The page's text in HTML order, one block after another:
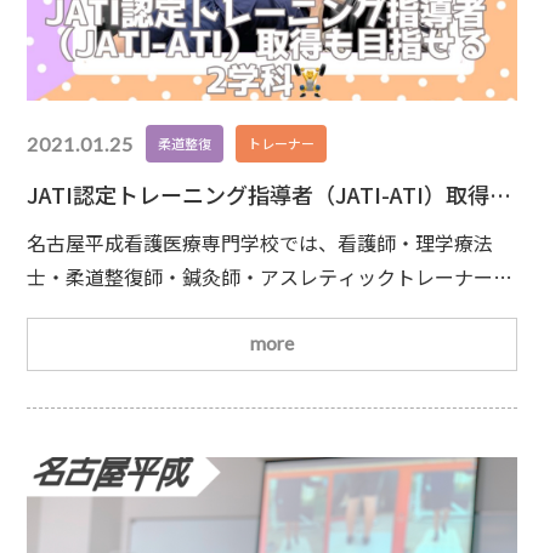
2021.01.25 柔道整復 トレーナー
JATI認定トレーニング指導者（JATI-ATI）取得も
目指せる2学科🏋️【柔道整復学科・アスレティッ
クトレーナー学科】
名古屋平成看護医療専門学校では、看護師・理学療法
士・柔道整復師・鍼灸師・アスレティックトレーナーな
ど、さまざまな資格取得を目指して学ぶことができま
す。さらに本校の柔道整復学科・アスレティックトレー
ナー学科では、JATI（日本トレーニング指導者協会）認
定トレーニング指導者「JATI-ATI」の取得も目指せます
ぜひ視野に入れてみてはいかがでしょ
more